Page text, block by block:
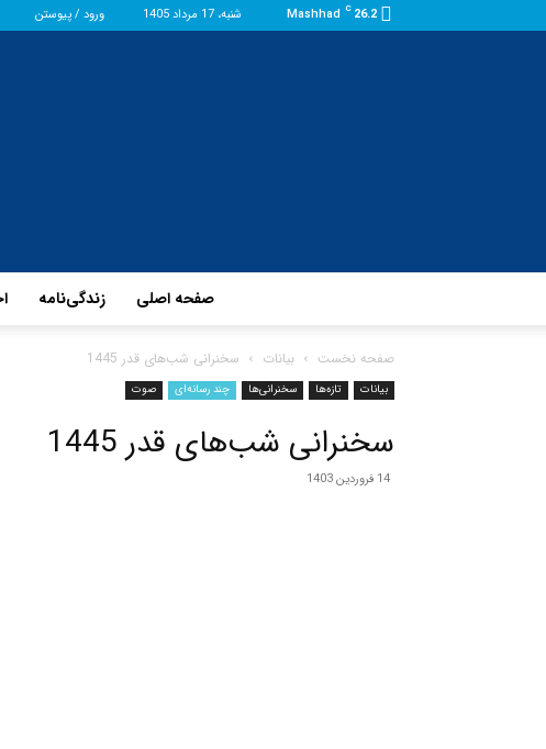
26.2
C
Mashhad شنبه، 17 مرداد 1405 ورود / پیوستن
صفحه اصلی زندگی‌نامه
صفحه نخست بیانات سخنرانی شب‌های قدر 1445
بیانات تازه‌ها سخنرانی‌ها چند رسانه‌ای صوت
سخنرانی شب‌های قدر 1445
14 فروردین 1403